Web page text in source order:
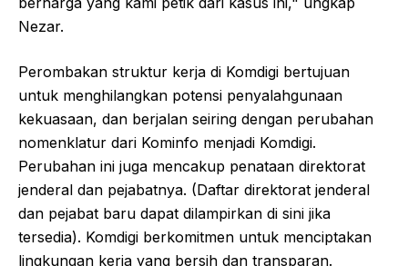
Nezar.
Perombakan struktur kerja di Komdigi bertujuan
untuk menghilangkan potensi penyalahgunaan
kekuasaan, dan berjalan seiring dengan perubahan
nomenklatur dari Kominfo menjadi Komdigi.
Perubahan ini juga mencakup penataan direktorat
jenderal dan pejabatnya. (Daftar direktorat jenderal
dan pejabat baru dapat dilampirkan di sini jika
tersedia). Komdigi berkomitmen untuk menciptakan
lingkungan kerja yang bersih dan transparan.